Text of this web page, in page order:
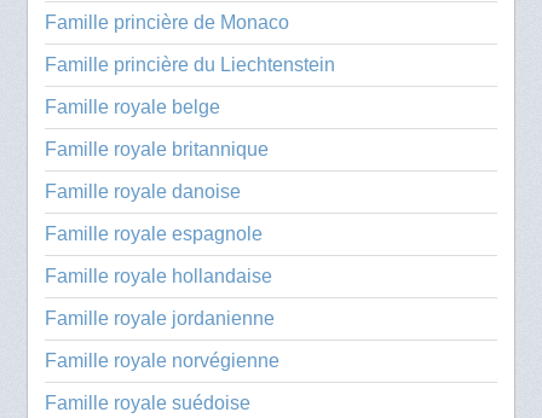
Famille princière de Monaco
Famille princière du Liechtenstein
Famille royale belge
Famille royale britannique
Famille royale danoise
Famille royale espagnole
Famille royale hollandaise
Famille royale jordanienne
Famille royale norvégienne
Famille royale suédoise